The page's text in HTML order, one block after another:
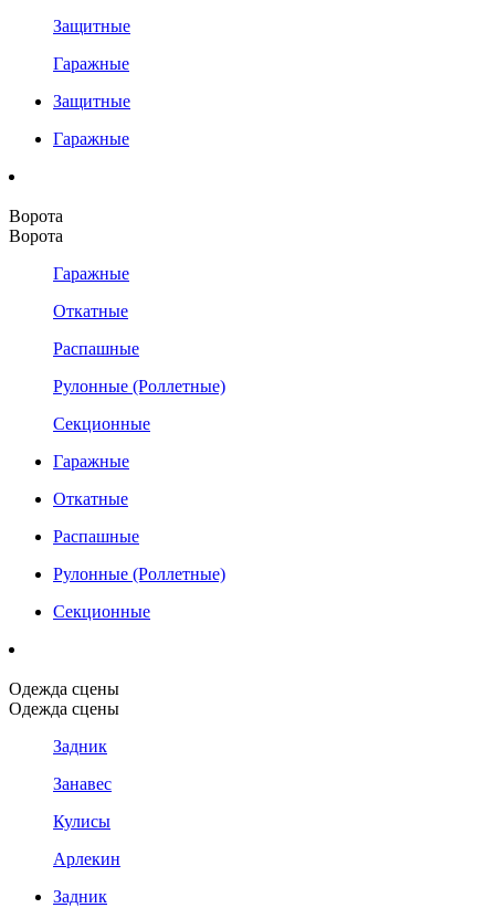
Защитные
Гаражные
Защитные
Гаражные
Ворота
Ворота
Гаражные
Откатные
Распашные
Рулонные (Роллетные)
Секционные
Гаражные
Откатные
Распашные
Рулонные (Роллетные)
Секционные
Одежда сцены
Одежда сцены
Задник
Занавес
Кулисы
Арлекин
Задник